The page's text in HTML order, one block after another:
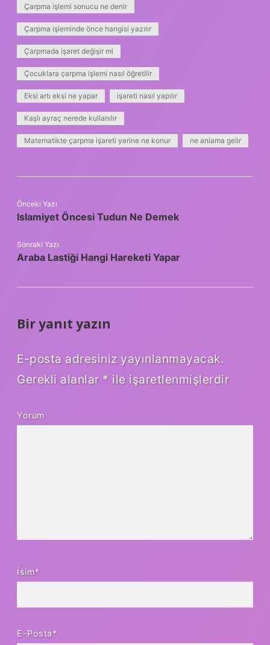
Çarpma işlemi sonucu ne denir
Çarpma işleminde önce hangisi yazılır
Çarpmada işaret değişir mi
Çocuklara çarpma işlemi nasıl öğretilir
Eksi artı eksi ne yapar işareti nasıl yapılır
Kaşlı ayraç nerede kullanılır
Matematikte çarpma işareti yerine ne konur ne anlama gelir
Önceki Yazı
Islamiyet Öncesi Tudun Ne Demek
Sonraki Yazı
Araba Lastiği Hangi Hareketi Yapar
Bir yanıt yazın
E-posta adresiniz yayınlanmayacak.
Gerekli alanlar * ile işaretlenmişlerdir
Yorum
İsim*
E-Posta*